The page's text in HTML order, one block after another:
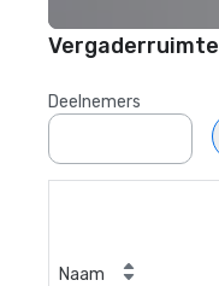
Vergaderruimte
Deelnemers
Naam